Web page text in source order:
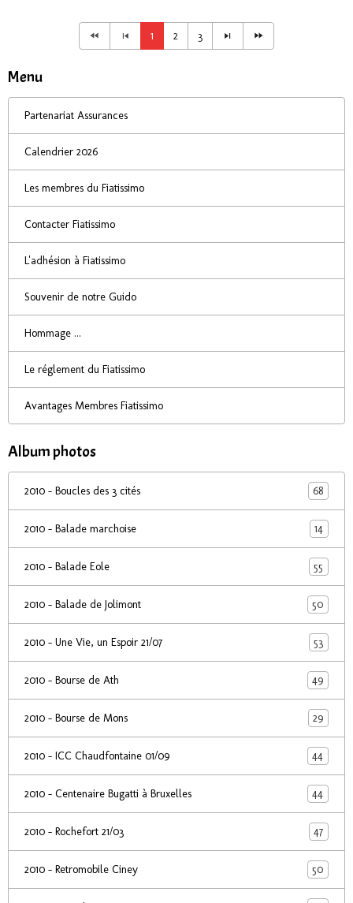
1 2 3
Menu
Partenariat Assurances
Calendrier 2026
Les membres du Fiatissimo
Contacter Fiatissimo
L'adhésion à Fiatissimo
Souvenir de notre Guido
Hommage ...
Le réglement du Fiatissimo
Avantages Membres Fiatissimo
Album photos
2010 - Boucles des 3 cités 68
2010 - Balade marchoise 14
2010 - Balade Eole 55
2010 - Balade de Jolimont 50
2010 - Une Vie, un Espoir 21/07 53
2010 - Bourse de Ath 49
2010 - Bourse de Mons 29
2010 - ICC Chaudfontaine 01/09 44
2010 - Centenaire Bugatti à Bruxelles 44
2010 - Rochefort 21/03 47
2010 - Retromobile Ciney 50